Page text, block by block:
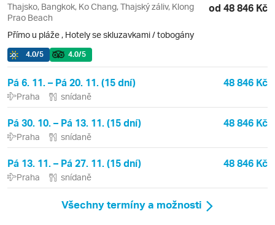
Thajsko, Bangkok, Ko Chang, Thajský záliv, Klong
Prao Beach
od 48 846 Kč
Přímo u pláže , Hotely se skluzavkami / tobogány
4.0/5 4.0/5
Pá 6. 11. – Pá 20. 11. (15 dní) 48 846 Kč
Praha snídaně
Pá 30. 10. – Pá 13. 11. (15 dní) 48 846 Kč
Praha snídaně
Pá 13. 11. – Pá 27. 11. (15 dní) 48 846 Kč
Praha snídaně
Všechny termíny a možnosti